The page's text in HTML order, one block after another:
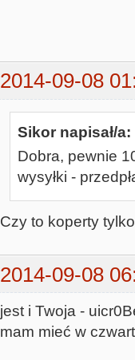
2014-09-08
Sikor napisał/a:
Dobra, pewnie
wysyłki -
Czy to koperty
2014-09-08
jest i Twoja -
mam mieć w